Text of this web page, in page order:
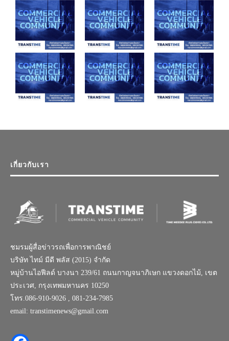
เกี่ยวกับเรา
ชมรมผู้สื่อข่าวรถเพื่อการพาณิชย์
บริษัท ไทม์ มีดี พลัส (2015) จำกัด
หมู่บ้านไอฟีลด์ บางนา 239/61 ถนนกาญจนาภิเษก แขวงดอกไม้, เขต
ประเวศ, กรุงเทพมหานคร 10250
โทร.086-910-9026 , 081-234-7985
email: transtimenews@gmail.com